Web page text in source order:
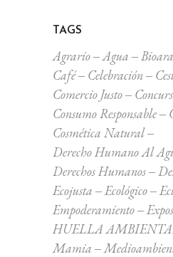
TAGS
Agrario Agua
Café
Celebración
Comercio Justo
Consumo Responsable
Cosmética Natural
Derecho Humano Al
Derechos Humanos
Ecojusta
Ecológico
Empoderamiento
HUELLA
Mamia